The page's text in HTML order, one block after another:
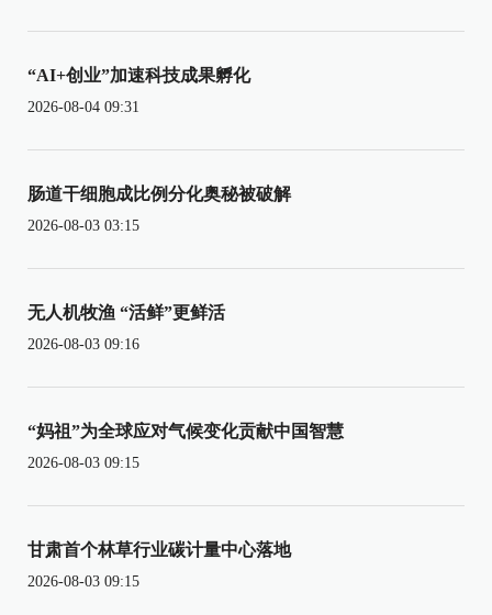
“AI+创业”加速科技成果孵化
2026-08-04 09:31
肠道干细胞成比例分化奥秘被破解
2026-08-03 03:15
无人机牧渔 “活鲜”更鲜活
2026-08-03 09:16
“妈祖”为全球应对气候变化贡献中国智慧
2026-08-03 09:15
甘肃首个林草行业碳计量中心落地
2026-08-03 09:15